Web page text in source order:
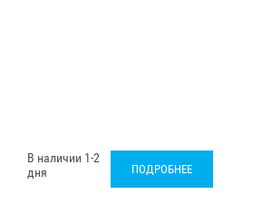
В наличии 1-2
дня
ПОДРОБНЕЕ